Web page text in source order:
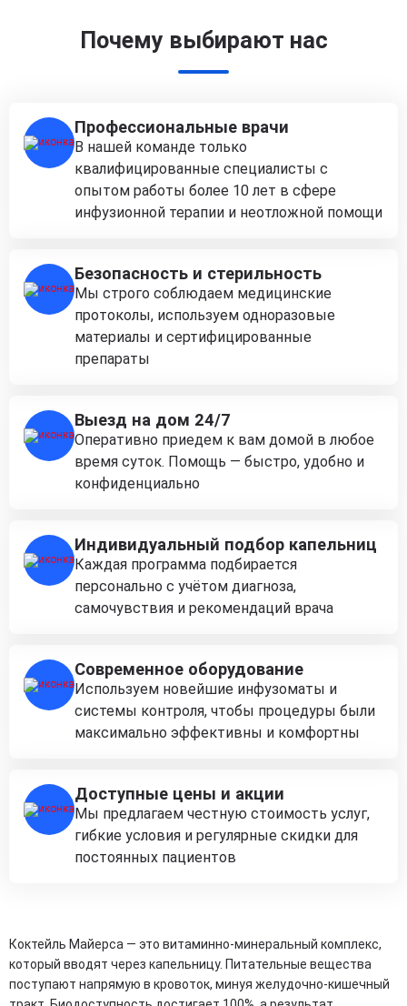
Почему выбирают нас
Профессиональные врачи
В нашей команде только
квалифицированные специалисты с
опытом работы более 10 лет в сфере
инфузионной терапии и неотложной помощи
Безопасность и стерильность
Мы строго соблюдаем медицинские
протоколы, используем одноразовые
материалы и сертифицированные
препараты
Выезд на дом 24/7
Оперативно приедем к вам домой в любое
время суток. Помощь — быстро, удобно и
конфиденциально
Индивидуальный подбор капельниц
Каждая программа подбирается
персонально с учётом диагноза,
самочувствия и рекомендаций врача
Современное оборудование
Используем новейшие инфузоматы и
системы контроля, чтобы процедуры были
максимально эффективны и комфортны
Доступные цены и акции
Мы предлагаем честную стоимость услуг,
гибкие условия и регулярные скидки для
постоянных пациентов
Коктейль Майерса — это витаминно-минеральный комплекс,
который вводят через капельницу. Питательные вещества
поступают напрямую в кровоток, минуя желудочно-кишечный